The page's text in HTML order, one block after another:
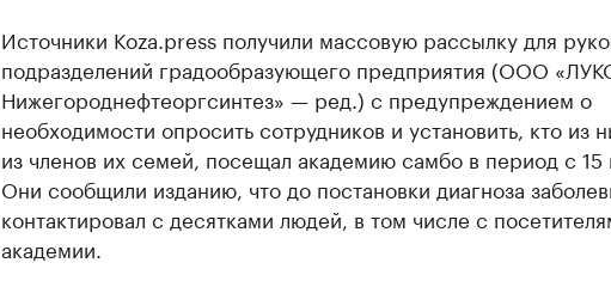
Источники Koza.press получили массовую рассылку для
подразделений градообразующего предприятия (ООО
Нижегороднефтеоргсинтез» — ред.) с предупреждением о
необходимости опросить сотрудников и установить, кто из
из членов их семей, посещал академию самбо в период с 15
Они сообщили изданию, что до постановки диагноза
контактировал с десятками людей, в том числе с
академии.